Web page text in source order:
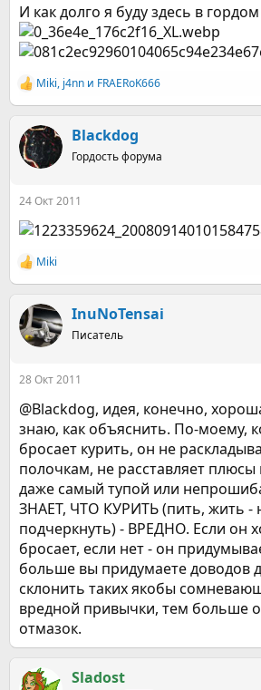
И как долго я буду здесь в
Р
е
к
ц
и
Miki, j4nn и FRAERoK666
Blackdog
Гордость форума
24 Окт 2011
Р
е
к
ц
и
Miki
InuNoTensai
Писатель
28 Окт 2011
@Blackdog, идея, конечно,
знаю, как объяснить. По-моему,
бросает курить, он не
полочкам, не расставляет
даже самый тупой или
ЗНАЕТ, ЧТО КУРИТЬ (пить, жить -
подчеркнуть) - ВРЕДНО. Если он
бросает, если нет - он
больше вы придумаете доводов
склонить таких якобы
вредной привычки, тем больше
отмазок.
Sladost